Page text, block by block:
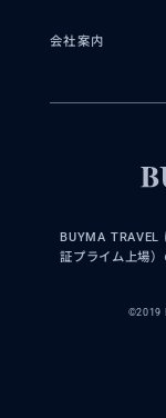
得意なジ
ハンブル
アー、教
会社案内
BUYMA
証プライム上場）
©2019